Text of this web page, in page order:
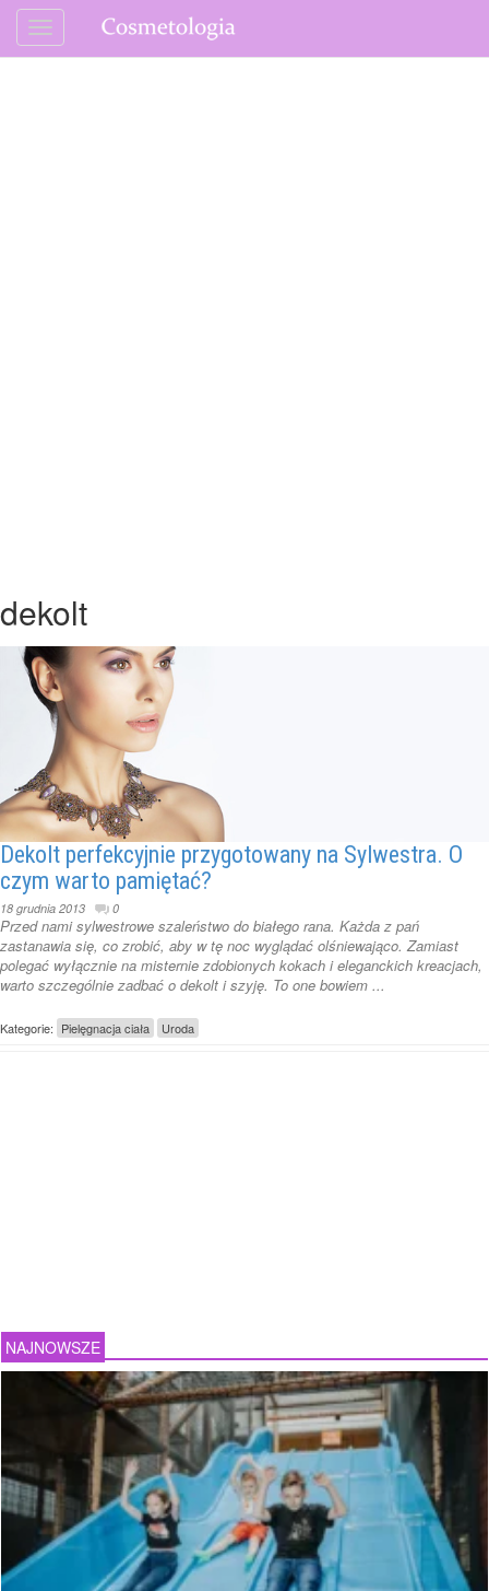
dekolt
Dekolt perfekcyjnie przygotowany na Sylwestra. O
czym warto pamiętać?
18 grudnia 2013 0
Przed nami sylwestrowe szaleństwo do białego rana. Każda z pań
zastanawia się, co zrobić, aby w tę noc wyglądać olśniewająco. Zamiast
polegać wyłącznie na misternie zdobionych kokach i eleganckich kreacjach,
warto szczególnie zadbać o dekolt i szyję. To one bowiem ...
Kategorie: Pielęgnacja ciała Uroda
NAJNOWSZE